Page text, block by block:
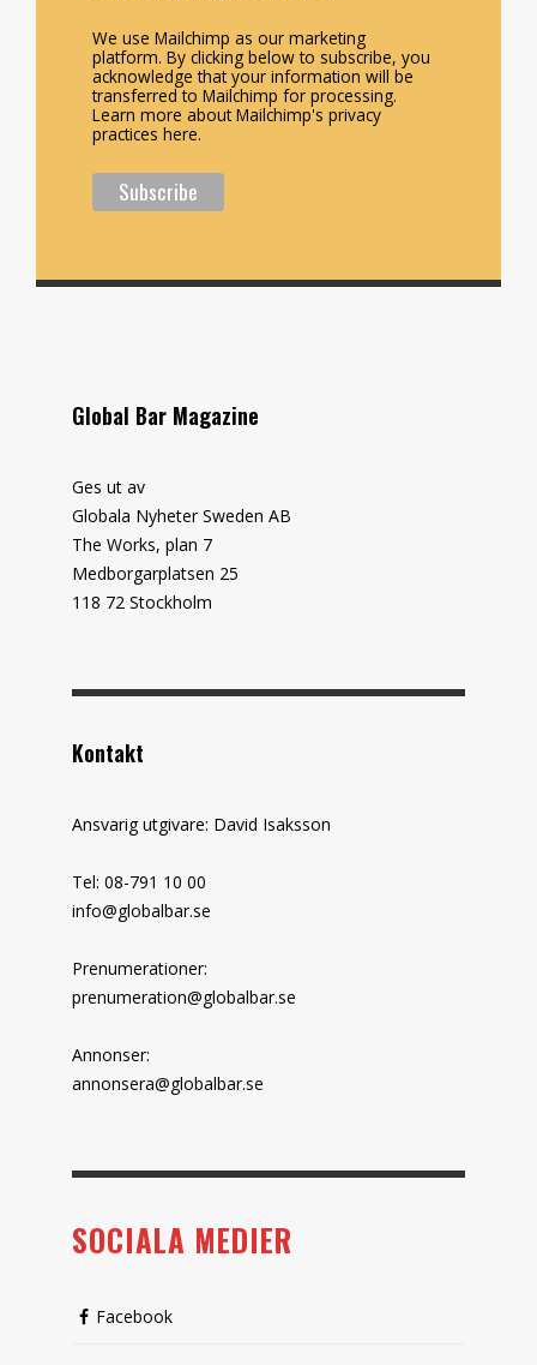
We use Mailchimp as our marketing
platform. By clicking below to subscribe, you
acknowledge that your information will be
transferred to Mailchimp for processing.
Learn more about Mailchimp's privacy
practices here.
Global Bar Magazine
Ges ut av
Globala Nyheter Sweden AB
The Works, plan 7
Medborgarplatsen 25
118 72 Stockholm
Kontakt
Ansvarig utgivare: David Isaksson
Tel: 08-791 10 00
info@globalbar.se
Prenumerationer:
prenumeration@globalbar.se
Annonser:
annonsera@globalbar.se
SOCIALA MEDIER
Facebook